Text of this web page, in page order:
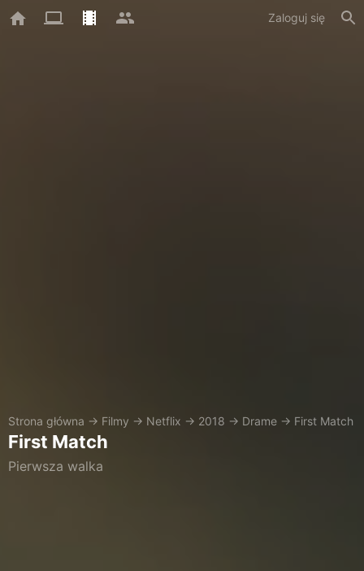
Zaloguj się
Strona główna → Filmy → Netflix → 2018 → Drame → First Match
First Match
Pierwsza walka